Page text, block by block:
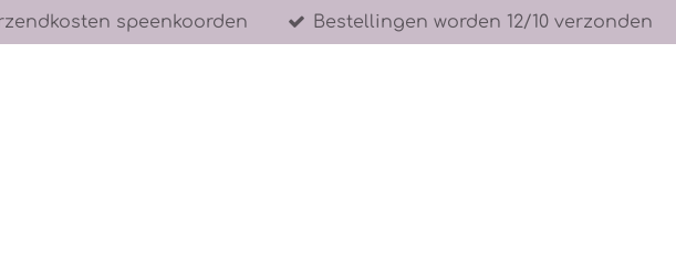
speenkoorden Bestellingen worden 12/10 verzonden